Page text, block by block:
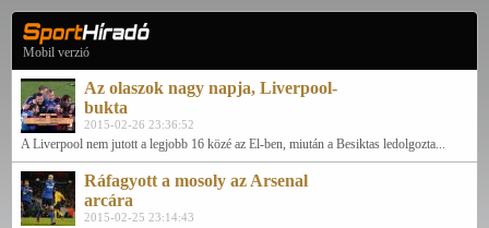
Mobil verzió
Az olaszok nagy napja, Liverpool-
bukta
2015-02-26 23:36:52
A Liverpool nem jutott a legjobb 16 közé az El-ben, miután a Besiktas ledolgozta...
Ráfagyott a mosoly az Arsenal
arcára
2015-02-25 23:14:43